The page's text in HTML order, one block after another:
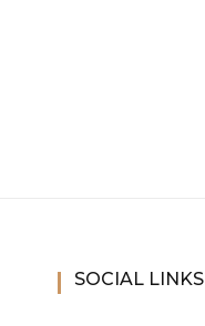
SOCIAL LINKS